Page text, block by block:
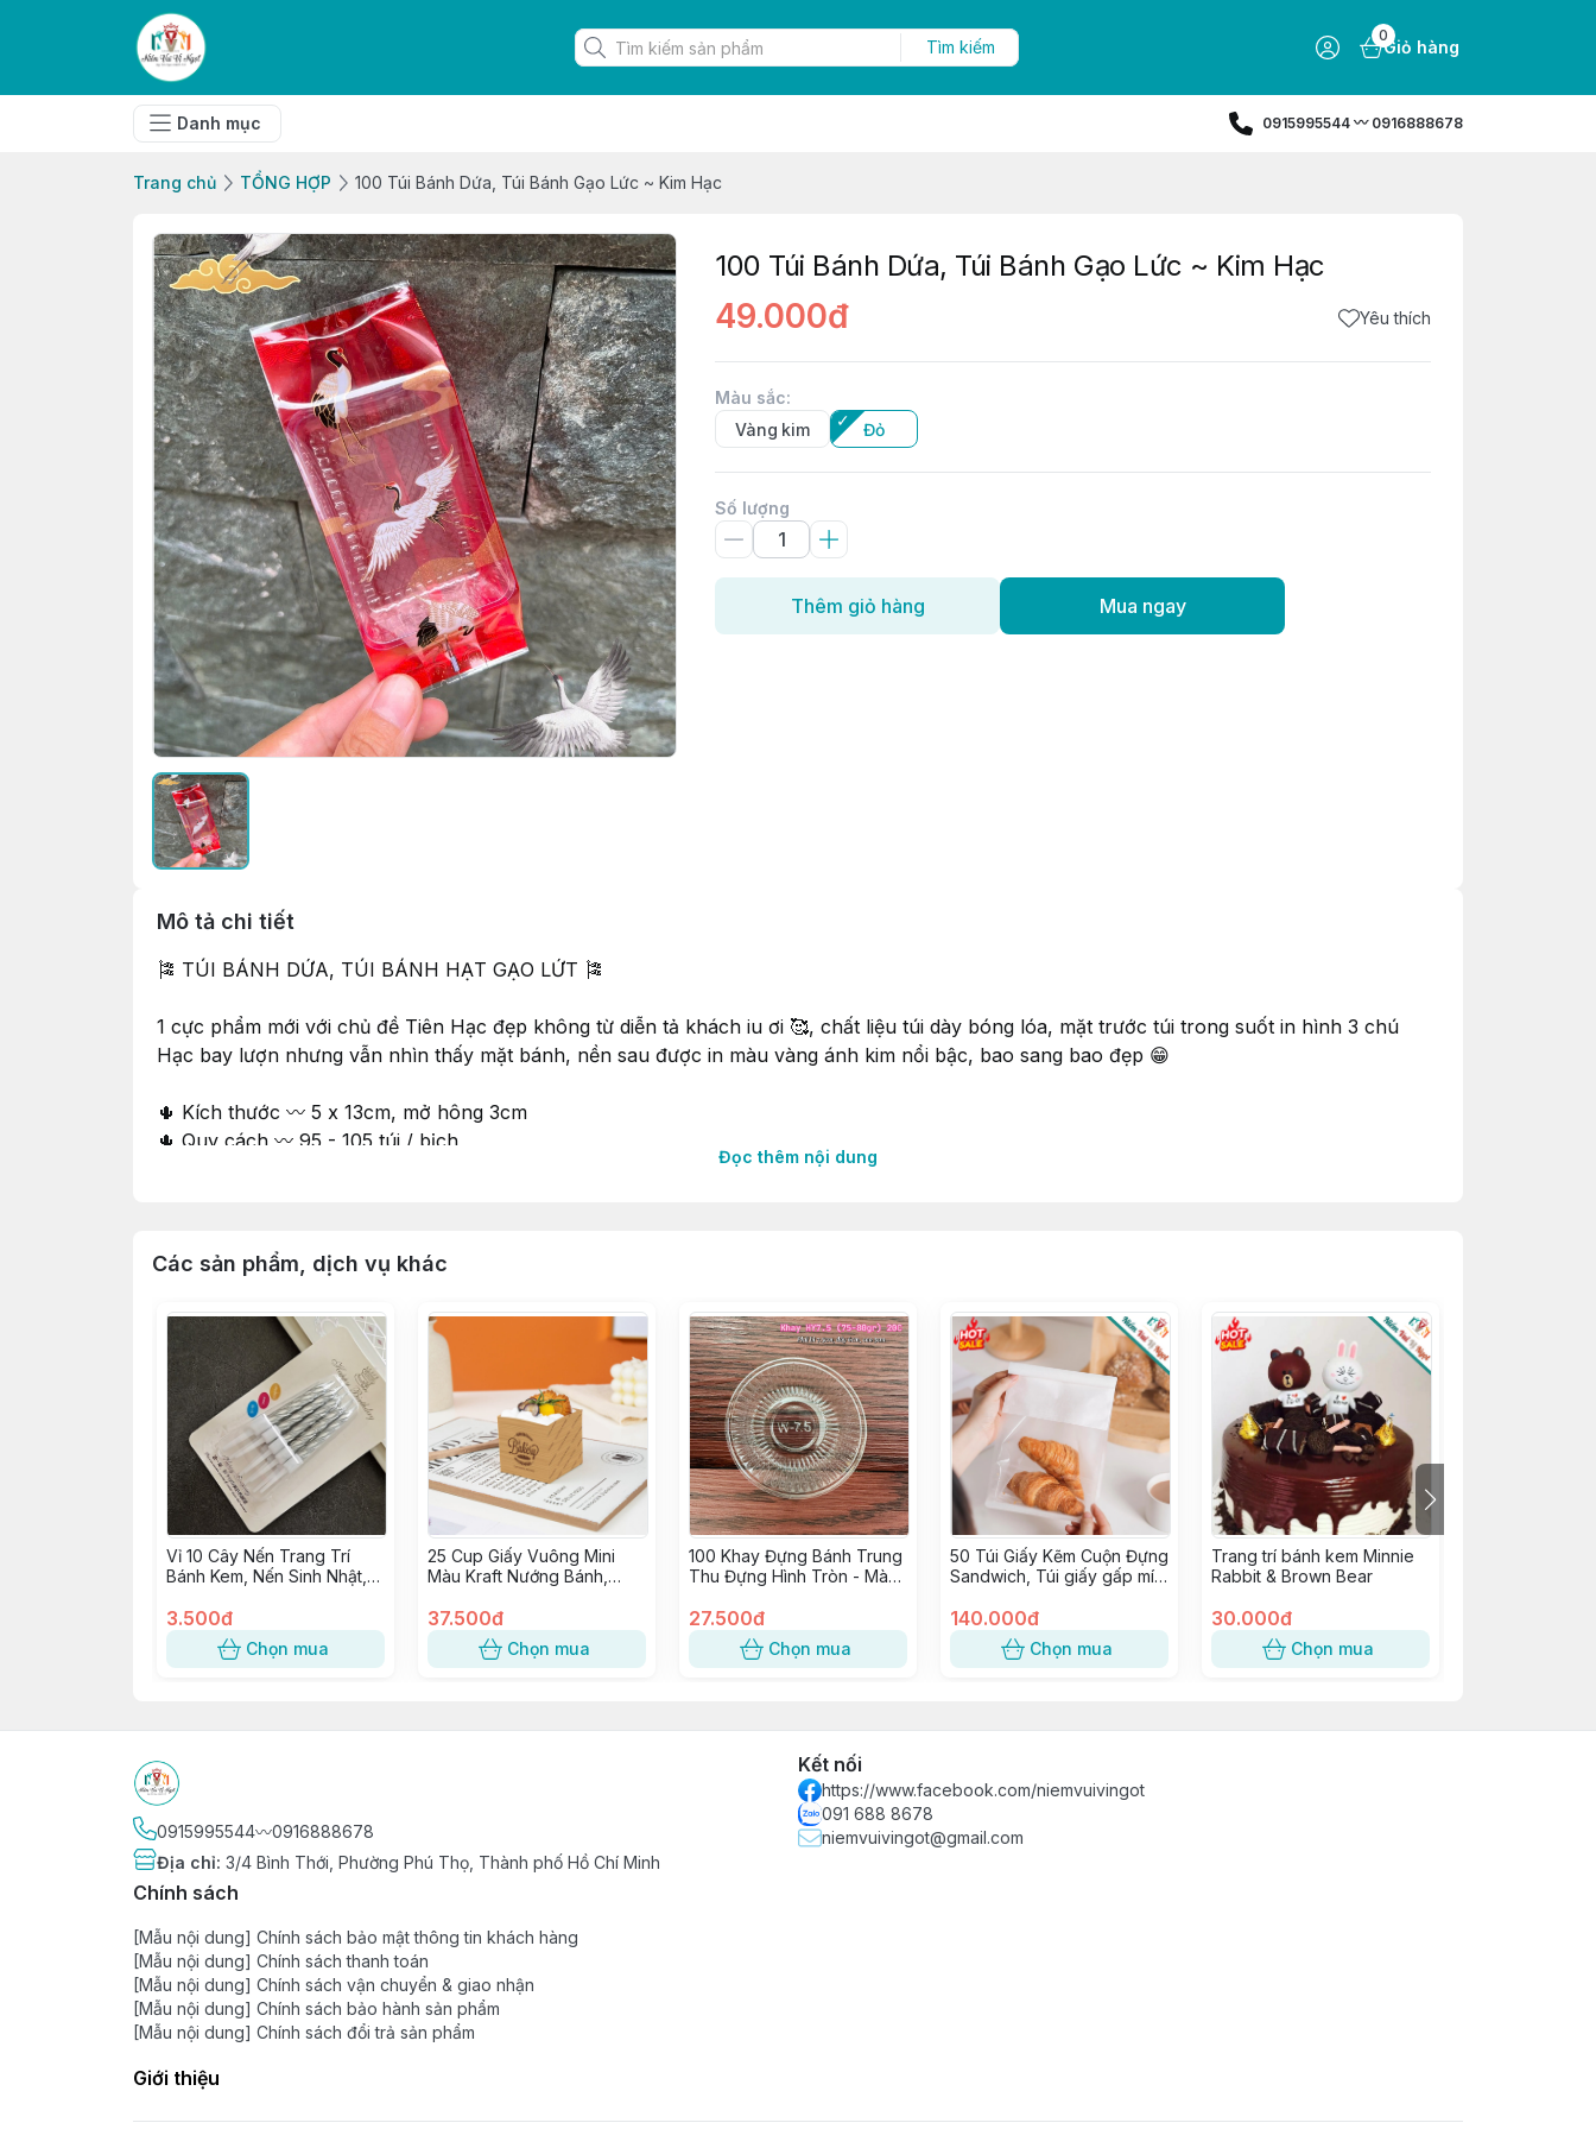
Tìm kiếm
0
Giỏ hàng
Danh mục 0915995544 〰️ 0916888678
Trang chủ TỔNG HỢP 100 Túi Bánh Dứa, Túi Bánh Gạo Lức ~ Kim Hạc
100 Túi Bánh Dứa, Túi Bánh Gạo Lức ~ Kim Hạc
49.000đ Yêu thích
Màu sắc:
Vàng kim
Đỏ
Số lượng
Thêm giỏ hàng Mua ngay
Mô tả chi tiết
🎏 TÚI BÁNH DỨA, TÚI BÁNH HẠT GẠO LỨT 🎏
1 cực phẩm mới với chủ đề Tiên Hạc đẹp không từ diễn tả khách iu ơi 🥰, chất liệu túi dày bóng lóa, mặt trước túi trong suốt in hình 3 chú
Hạc bay lượn nhưng vẫn nhìn thấy mặt bánh, nền sau được in màu vàng ánh kim nổi bậc, bao sang bao đẹp 😁
🌵 Kích thước 〰️ 5 x 13cm, mở hông 3cm
🌵 Quy cách 〰️ 95 - 105 túi / bịch
🔰 Shop 𝐍𝐈𝐄̂̀𝐌 𝐕𝐔𝐈 𝐕𝐈̣ 𝐍𝐆𝐎̣𝐓 𝑠𝑖𝑛𝑐𝑒 2015
🔰 Tư vấn & phục vụ tận tình chu đáo
🔰 Có Cửa hàng & Kho hàng cung ứng liền mạch
🔰 Phân phối Sỉ & Lẻ toàn quốc giá tận gốc
🔰 Nhập hàng trực tiếp, không qua trung gian từ các Nhà Máy lớn uy tín
Đọc thêm nội dung
Các sản phẩm, dịch vụ khác
Vỉ 10 Cây Nến Trang Trí
Bánh Kem, Nến Sinh Nhật,
Nhật
3.500đ
Chọn mua
25 Cup Giấy Vuông Mini
Màu Kraft Nướng Bánh,
trang trí Tiệc
37.500đ
Chọn mua
100 Khay Đựng Bánh Trung
Thu Đựng Hình Tròn - Màu
dành cho Bánh 75-80gr
27.500đ
Chọn mua
50 Túi Giấy Kẽm Cuộn Đựng
Sandwich, Túi giấy gấp mí
Trung
140.000đ
Chọn mua
Trang trí bánh kem Minnie
Rabbit & Brown Bear
30.000đ
Chọn mua
0915995544〰️0916888678
Địa chỉ: 3/4 Bình Thới, Phường Phú Thọ, Thành phố Hồ Chí Minh
Kết nối
https://www.facebook.com/niemvuivingot
091 688 8678
niemvuivingot@gmail.com
Chính sách
[Mẫu nội dung] Chính sách bảo mật thông tin khách hàng
[Mẫu nội dung] Chính sách thanh toán
[Mẫu nội dung] Chính sách vận chuyển & giao nhận
[Mẫu nội dung] Chính sách bảo hành sản phẩm
[Mẫu nội dung] Chính sách đổi trả sản phẩm
Giới thiệu